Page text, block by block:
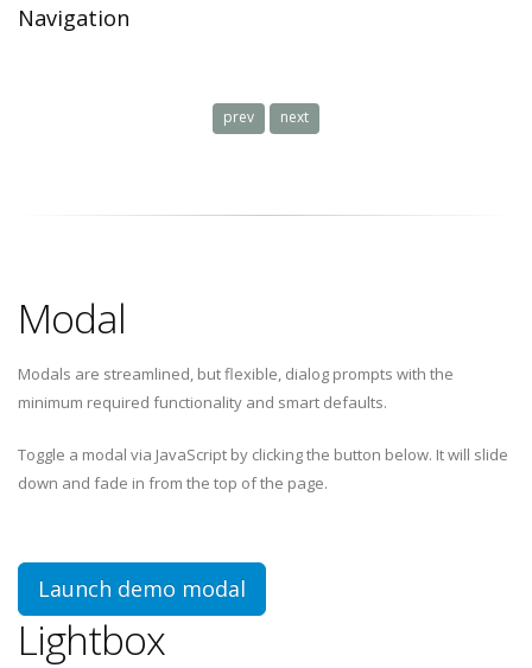
Navigation
prev next
Modal
Modals are streamlined, but flexible, dialog prompts with the
minimum required functionality and smart defaults.
Toggle a modal via JavaScript by clicking the button below. It will slide
down and fade in from the top of the page.
Launch demo modal
Lightbox